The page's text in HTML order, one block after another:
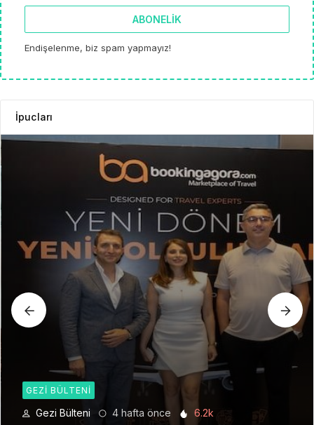
ABONELIK
Endişelenme, biz spam yapmayız!
İpucları
GEZI BÜLTENI
Gezi Bülteni 4 hafta önce 6.2k